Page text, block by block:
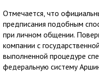
Отмечается, что
предписания подобным
при личном общении.
компании с
выполненной процедуре
федеральную систему